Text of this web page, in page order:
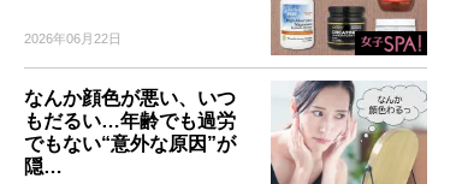
2026年06月22日
なんか顔色が悪い、いつ
もだるい…年齢でも過労
でもない“意外な原因”が
隠…